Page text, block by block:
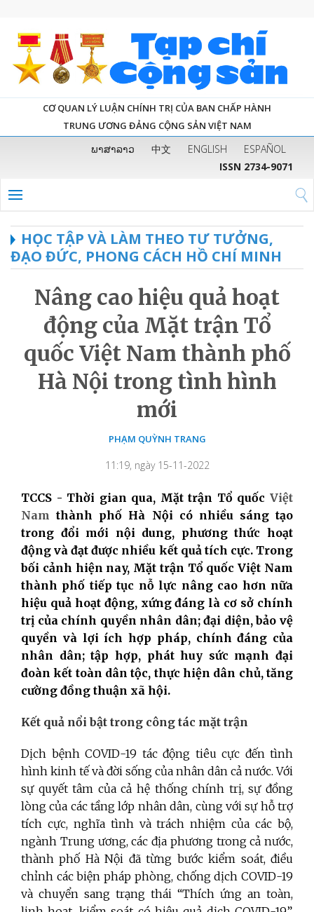
CƠ QUAN LÝ LUẬN CHÍNH TRỊ CỦA BAN CHẤP HÀNH
TRUNG ƯƠNG ĐẢNG CỘNG SẢN VIỆT NAM
ພາສາລາວ 中文 ENGLISH
ESPAÑOL
ISSN 2734-9071
HỌC TẬP VÀ LÀM THEO TƯ TƯỞNG,
ĐẠO ĐỨC, PHONG CÁCH HỒ CHÍ MINH
Nâng cao hiệu quả hoạt
động của Mặt trận Tổ
quốc Việt Nam thành phố
Hà Nội trong tình hình
mới
PHẠM QUỲNH TRANG
11:19, ngày 15-11-2022
TCCS - Thời gian qua, Mặt trận Tổ quốc Việt
Namthành phố Hà Nội có nhiều sáng tạo
trong đổi mới nội dung, phương thức hoạt
động và đạt được nhiều kết quả tích cực. Trong
bối cảnh hiện nay, Mặt trận Tổ quốc Việt Nam
thành phố tiếp tục nỗ lực nâng cao hơn nữa
hiệu quả hoạt động, xứng đáng là cơ sở chính
trị của chính quyền nhân dân; đại diện, bảo vệ
quyền và lợi ích hợp pháp, chính đáng của
nhân dân; tập hợp, phát huy sức mạnh đại
đoàn kết toàn dân tộc, thực hiện dân chủ, tăng
cường đồng thuận xã hội.
Kết quả nổi bật trong công tác mặt trận
Dịch bệnh COVID-19 tác động tiêu cực đến tình
hình kinh tế và đời sống của nhân dân cả nước. Với
sự quyết tâm của cả hệ thống chính trị, sự đồng
lòng của các tầng lớp nhân dân, cùng với sự hỗ trợ
tích cực, nghĩa tình và trách nhiệm của các bộ,
ngành Trung ương, các địa phương trong cả nước,
thành phố Hà Nội đã từng bước kiểm soát, điều
chỉnh các biện pháp phòng, chống dịch COVID-19
và chuyển sang trạng thái “Thích ứng an toàn,